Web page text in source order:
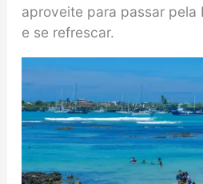
aproveite para passar pela
e se refrescar.